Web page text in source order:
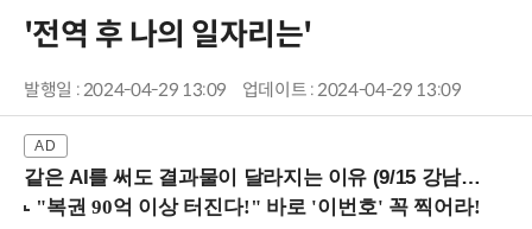
'전역 후 나의 일자리는'
발행일 : 2024-04-29 13:09 업데이트 : 2024-04-29 13:09
같은 AI를 써도 결과물이 달라지는 이유 (9/15 강남역)